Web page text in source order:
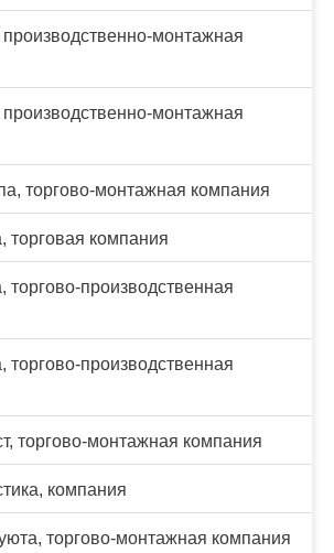
монтажная
монтажная
торгово-монтажная компания
торговая компания
торгово-производственная
торгово-производственная
торгово-монтажная компания
компания
торгово-монтажная компания